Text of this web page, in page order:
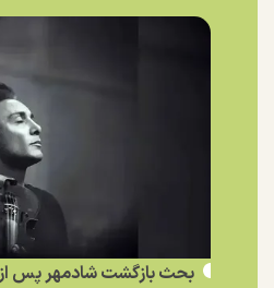
بحث بازگشت شادمهر پس از